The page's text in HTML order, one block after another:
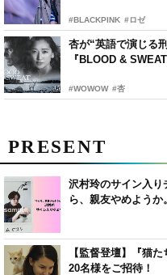
#BLACKPINK #ロゼ
杏が“英語で演じる
『BLOOD & SWEAT
#WOWOW #杏
PRESENT
沢村玲のサイン入り
ら、親友やめようか
【監督登壇】『猫
20名様をご招待！